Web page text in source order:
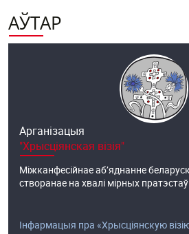
АЎТАР
Арганізацыя
"Хрысціянская візія"
Міжканфесійнае аб’яднанне
створанае на хвалі мірных
Інфармацыя пра «Хрысціянскую